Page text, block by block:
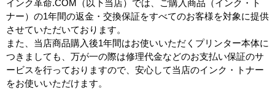
インク革命.COM（以下当店）では、ご購入商品（インク・ト
ナー）の1年間の返金・交換保証をすべてのお客様を対象に提供
させていただいております。
また、当店商品購入後1年間はお使いいただくプリンター本体に
つきましても、万が一の際は修理代金などのお支払い保証のサ
ービスを行っておりますので、安心して当店のインク・トナー
をお使いいただけます。